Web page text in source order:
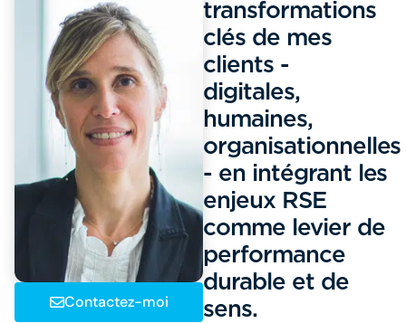
transformations
clés de mes
clients -
digitales,
humaines,
organisationnelles
- en intégrant les
enjeux RSE
comme levier de
performance
durable et de
sens.
Contactez-moi